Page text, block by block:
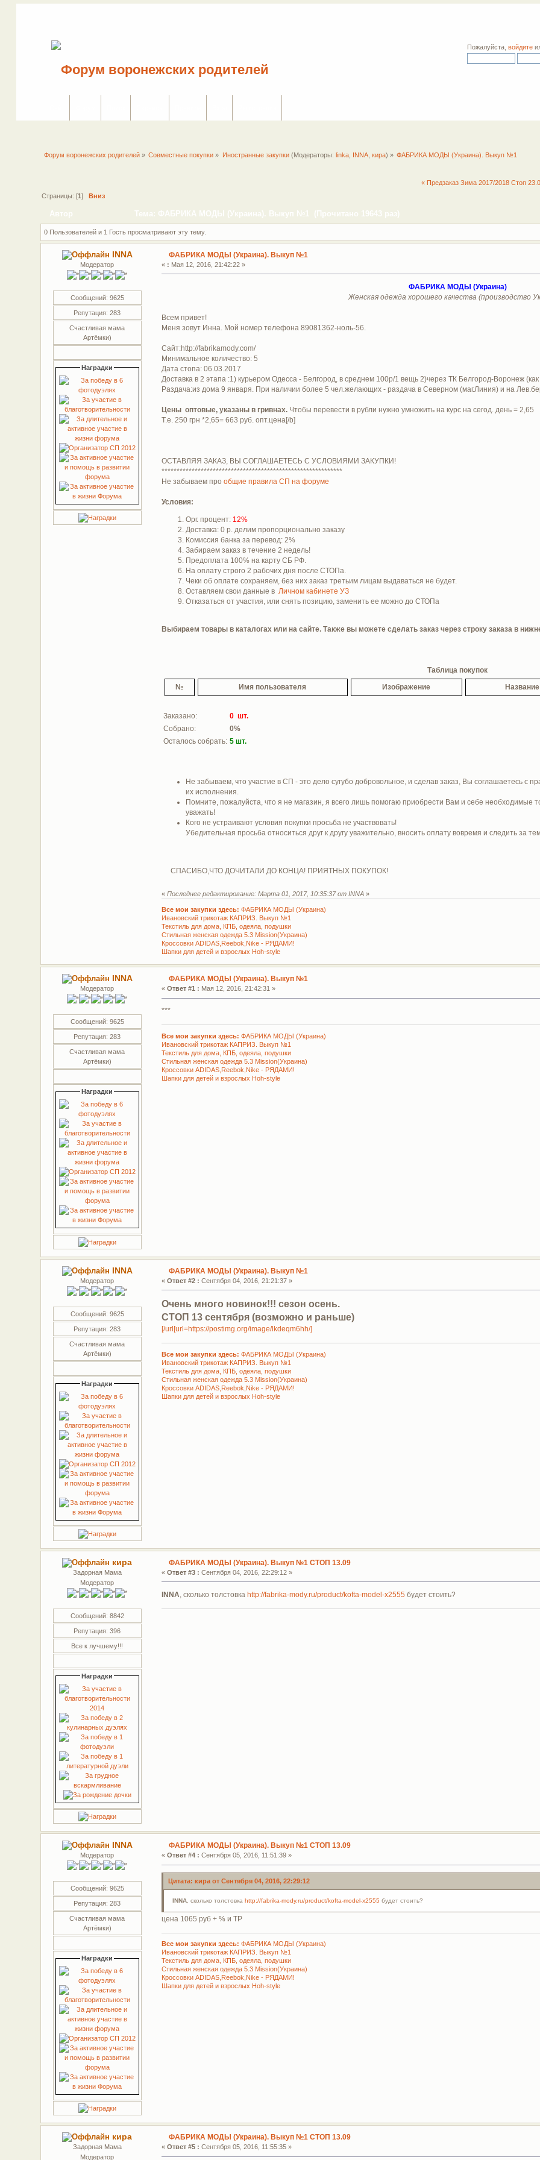
Пожалуйста,войдите
Форум воронежских родителей » Совместные покупки » Иностранные закупки(Модераторы: linka, INNA, кира) » ФАБРИКА МОДЫ (Украина). Выкуп №1
« Предзаказ Зима 2017/2018 Стоп
Страницы: [1] Вниз
Автор Тема: ФАБРИКА МОДЫ (Украина). Выкуп №1 (Прочитано 19643 раз)
0 Пользователей и 1 Гость просматривают эту тему.
INNA
Модератор
Сообщений: 9625
Репутация: 283
Счастливая мама
Артёмки)
Наградки
ФАБРИКА МОДЫ (Украина). Выкуп №1
« : Мая 12, 2016, 21:42:22 »
ФАБРИКА МОДЫ (Украина)
Женская одежда хорошего качества (производство
Всем привет!
Меня зовут Инна. Мой номер телефона 89081362-ноль-56.
Сайт:http://fabrikamody.com/
Минимальное количество: 5
Дата стопа: 06.03.2017
Доставка в 2 этапа :1) курьером Одесса - Белгород, в среднем 100р/1 вещь 2)через ТК Белгород-Воронеж
Раздача:из дома 9 января. При наличии более 5 чел.желающих - раздача в Северном (маг.Линия) и на
Цены оптовые, указаны в гривнах. Чтобы перевести в рубли нужно умножить на курс на сегод. день = 2,65
Т.е. 250 грн *2,65= 663 руб. опт.цена[/b]
ОСТАВЛЯЯ ЗАКАЗ, ВЫ СОГЛАШАЕТЕСЬ С УСЛОВИЯМИ ЗАКУПКИ!
************************************************************
Не забываем про общие правила СП на форуме
Условия:
Орг. процент: 12%
Доставка: 0 р. делим пропорционально заказу
Комиссия банка за перевод: 2%
Забираем заказ в течение 2 недель!
Предоплата 100% на карту СБ РФ.
На оплату строго 2 рабочих дня после СТОПа.
Чеки об оплате сохраняем, без них заказ третьим лицам выдаваться не будет.
Оставляем свои данные в Личном кабинете УЗ
Отказаться от участия, или снять позицию, заменить ее можно до СТОПа
Выбираем товары в каталогах или на сайте. Также вы можете сделать заказ через строку заказа в
Таблица покупок
№
Имя пользователя Изображение
Заказано:
0 шт.
Собрано:
0%
Осталось собрать: 5 шт.
Не забываем, что участие в СП - это дело сугубо добровольное, и сделав заказ, Вы соглашаетесь с
их исполнения.
Помните, пожалуйста, что я не магазин, я всего лишь помогаю приобрести Вам и себе необходимые
уважать!
Кого не устраивают условия покупки просьба не участвовать!
Убедительная просьба относиться друг к другу уважительно, вносить оплату вовремя и следить за
СПАСИБО,ЧТО ДОЧИТАЛИ ДО КОНЦА! ПРИЯТНЫХ ПОКУПОК!
« Последнее редактирование: Марта 01, 2017, 10:35:37 от INNA»
Все мои закупки здесь: ФАБРИКА МОДЫ (Украина)
Ивановский трикотаж КАПРИЗ. Выкуп №1
Текстиль для дома, КПБ, одеяла, подушки
Стильная женская одежда 5.3 Mission(Украина)
Кроссовки ADIDAS,Reebok,Nike - РЯДАМИ!
Шапки для детей и взрослых Hoh-style
INNA
Модератор
Сообщений: 9625
Репутация: 283
Счастливая мама
Артёмки)
Наградки
ФАБРИКА МОДЫ (Украина). Выкуп №1
« Ответ #1 : Мая 12, 2016, 21:42:31 »
***
Все мои закупки здесь: ФАБРИКА МОДЫ (Украина)
Ивановский трикотаж КАПРИЗ. Выкуп №1
Текстиль для дома, КПБ, одеяла, подушки
Стильная женская одежда 5.3 Mission(Украина)
Кроссовки ADIDAS,Reebok,Nike - РЯДАМИ!
Шапки для детей и взрослых Hoh-style
INNA
Модератор
Сообщений: 9625
Репутация: 283
Счастливая мама
Артёмки)
Наградки
ФАБРИКА МОДЫ (Украина). Выкуп №1
« Ответ #2 : Сентября 04, 2016, 21:21:37 »
Очень много новинок!!! сезон осень.
СТОП 13 сентября (возможно и раньше)
[/url[url=https://postimg.org/image/lkdeqm6hh/]
Все мои закупки здесь: ФАБРИКА МОДЫ (Украина)
Ивановский трикотаж КАПРИЗ. Выкуп №1
Текстиль для дома, КПБ, одеяла, подушки
Стильная женская одежда 5.3 Mission(Украина)
Кроссовки ADIDAS,Reebok,Nike - РЯДАМИ!
Шапки для детей и взрослых Hoh-style
кира
Задорная Мама
Модератор
Сообщений: 8842
Репутация: 396
Все к лучшему!!!
Наградки
ФАБРИКА МОДЫ (Украина). Выкуп №1 СТОП 13.09
« Ответ #3 : Сентября 04, 2016, 22:29:12 »
INNA , сколько толстовка http://fabrika-mody.ru/product/kofta-model-x2555будет стоить?
INNA
Модератор
Сообщений: 9625
Репутация: 283
Счастливая мама
Артёмки)
Наградки
ФАБРИКА МОДЫ (Украина). Выкуп №1 СТОП 13.09
« Ответ #4 : Сентября 05, 2016, 11:51:39 »
Цитата: кира от Сентября 04, 2016, 22:29:12
INNA, сколько толстовка http://fabrika-mody.ru/product/kofta-model-x2555 будет стоить?
цена 1065 руб + % и ТР
Все мои закупки здесь: ФАБРИКА МОДЫ (Украина)
Ивановский трикотаж КАПРИЗ. Выкуп №1
Текстиль для дома, КПБ, одеяла, подушки
Стильная женская одежда 5.3 Mission(Украина)
Кроссовки ADIDAS,Reebok,Nike - РЯДАМИ!
Шапки для детей и взрослых Hoh-style
кира
Задорная Мама
Модератор
ФАБРИКА МОДЫ (Украина). Выкуп №1 СТОП 13.09
« Ответ #5 : Сентября 05, 2016, 11:55:35 »